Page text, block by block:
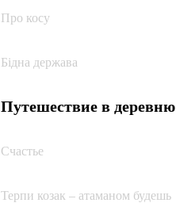
Про косу
Бідна держава
Путешествие в деревню
Счастье
Терпи козак – атаманом будешь